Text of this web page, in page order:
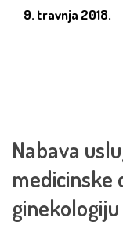
9. travnja 2018.
Nabava
medicinske